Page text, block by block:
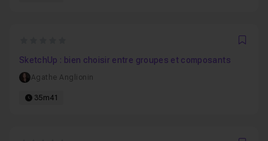
SketchUp : bien choisir entre groupes et composants
Agathe Anglionin
35m41